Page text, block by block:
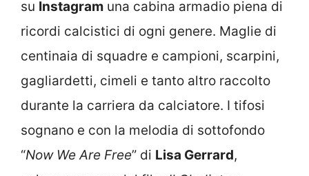
su Instagram una cabina armadio piena di
ricordi calcistici di ogni genere. Maglie di
centinaia di squadre e campioni, scarpini,
gagliardetti, cimeli e tanto altro raccolto
durante la carriera da calciatore. I tifosi
sognano e con la melodia di sottofondo
“Now We Are Free” di Lisa Gerrard,